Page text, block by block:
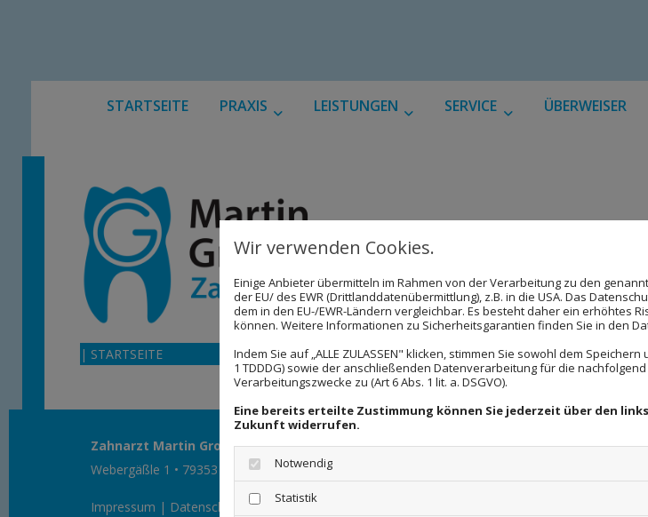
STARTSEITE PRAXIS LEISTUNGEN SERVICE ÜBERWEISER
| STARTSEITE
Zahnarzt Martin Groß
Webergäßle 1 • 79353 Bahlingen • Tel. 0049. (0) 7663 – 9 47 00 • info@zahnarzt-martin-gross.de
Impressum | Datenschutz
Wir verwenden Cookies.
Einige Anbieter übermitteln im Rahmen von der Verarbeitung zu den
der EU/ des EWR (Drittlanddatenübermittlung), z.B. in die USA. Das
dem in den EU-/EWR-Ländern vergleichbar. Es besteht daher ein erhöhtes
können. Weitere Informationen zu Sicherheitsgarantien finden Sie in den
Indem Sie auf „ALLE ZULASSEN" klicken, stimmen Sie sowohl dem
1 TDDDG) sowie der anschließenden Datenverarbeitung für die
Verarbeitungszwecke zu (Art 6 Abs. 1 lit. a. DSGVO).
Eine bereits erteilte Zustimmung können Sie jederzeit über den
Zukunft widerrufen.
Notwendig
Statistik